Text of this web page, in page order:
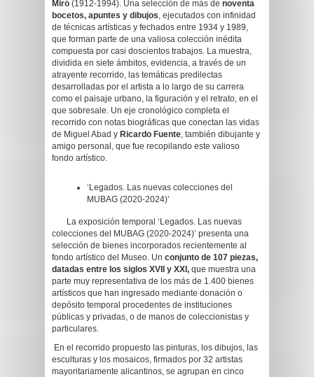
Miró (1912-1994). Una selección de más de noventa
bocetos, apuntes y dibujos, ejecutados con infinidad
de técnicas artísticas y fechados entre 1934 y 1989,
que forman parte de una valiosa colección inédita
compuesta por casi doscientos trabajos. La muestra,
dividida en siete ámbitos, evidencia, a través de un
atrayente recorrido, las temáticas predilectas
desarrolladas por el artista a lo largo de su carrera
como el paisaje urbano, la figuración y el retrato, en el
que sobresale. Un eje cronológico completa el
recorrido con notas biográficas que conectan las vidas
de Miguel Abad y Ricardo Fuente, también dibujante y
amigo personal, que fue recopilando este valioso
fondo artístico.
‘Legados. Las nuevas colecciones del
MUBAG (2020-2024)’
La exposición temporal ‘Legados. Las nuevas
colecciones del MUBAG (2020-2024)’ presenta una
selección de bienes incorporados recientemente al
fondo artístico del Museo. Un conjunto de 107 piezas,
datadas entre los siglos XVII y XXI, que muestra una
parte muy representativa de los más de 1.400 bienes
artísticos que han ingresado mediante donación o
depósito temporal procedentes de instituciones
públicas y privadas, o de manos de coleccionistas y
particulares.
En el recorrido propuesto las pinturas, los dibujos, las
esculturas y los mosaicos, firmados por 32 artistas
mayoritariamente alicantinos, se agrupan en cinco